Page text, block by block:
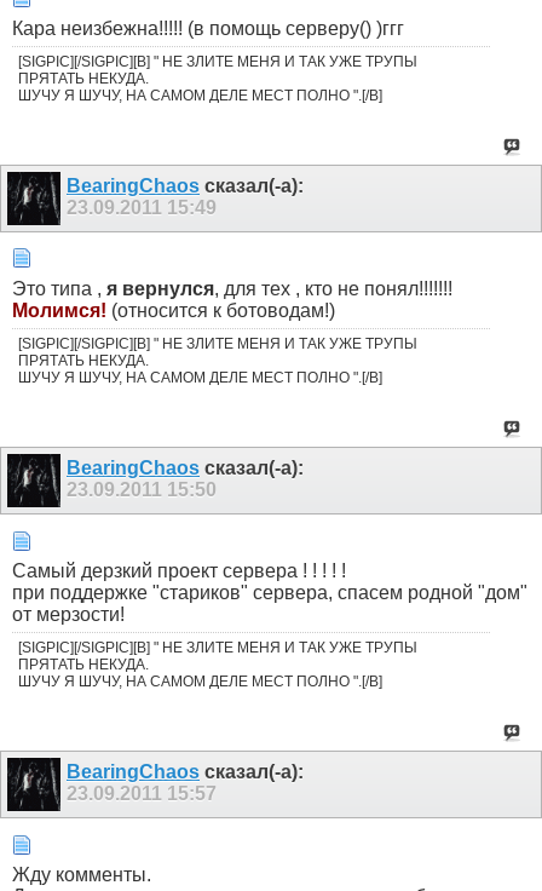
Кара неизбежна!!!!! (в помощь серверу() )ггг
[SIGPIC][/SIGPIC][B] " НЕ ЗЛИТЕ МЕНЯ И ТАК УЖЕ ТРУПЫ
ПРЯТАТЬ НЕКУДА.
ШУЧУ Я ШУЧУ, НА САМОМ ДЕЛЕ МЕСТ ПОЛНО ".[/B]
BearingChaos сказал(-а):
23.09.2011 15:49
Это типа , я вернулся, для тех , кто не понял!!!!!!!
Молимся! (относится к ботоводам!)
[SIGPIC][/SIGPIC][B] " НЕ ЗЛИТЕ МЕНЯ И ТАК УЖЕ ТРУПЫ
ПРЯТАТЬ НЕКУДА.
ШУЧУ Я ШУЧУ, НА САМОМ ДЕЛЕ МЕСТ ПОЛНО ".[/B]
BearingChaos сказал(-а):
23.09.2011 15:50
Самый дерзкий проект сервера ! ! ! ! !
при поддержке "стариков" сервера, спасем родной "дом"
от мерзости!
[SIGPIC][/SIGPIC][B] " НЕ ЗЛИТЕ МЕНЯ И ТАК УЖЕ ТРУПЫ
ПРЯТАТЬ НЕКУДА.
ШУЧУ Я ШУЧУ, НА САМОМ ДЕЛЕ МЕСТ ПОЛНО ".[/B]
BearingChaos сказал(-а):
23.09.2011 15:57
Жду комменты.